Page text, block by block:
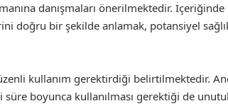
danışmaları önerilmektedir.
doğru bir şekilde anlamak, potansiyel
kullanım gerektirdiği belirtilmektedir.
boyunca kullanılması gerektiği de